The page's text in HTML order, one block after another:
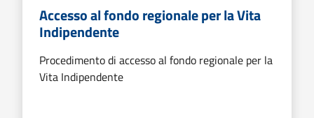
Accesso al fondo regionale per la Vita
Indipendente
Procedimento di accesso al fondo regionale per la
Vita Indipendente